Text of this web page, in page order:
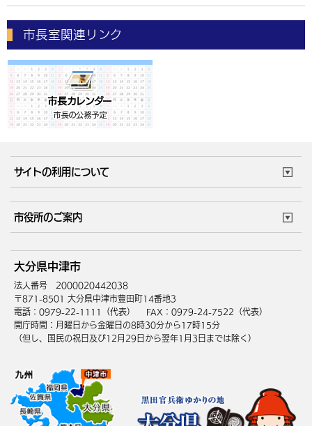
市長室関連リンク
サイトの利用について
サイトマップ
市役所のご案内
庁舎地図 組織案内
中津市へのアクセス
大分県中津市
法人番号 2000020442038
〒871-8501 大分県中津市豊田町14番地3
電話：0979-22-1111（代表）
FAX：0979-24-7522（代表）
開庁時間：月曜日から金曜日の8時30分から17時15分
（但し、国民の祝日及び12月29日から翌年1月3日までは除く）